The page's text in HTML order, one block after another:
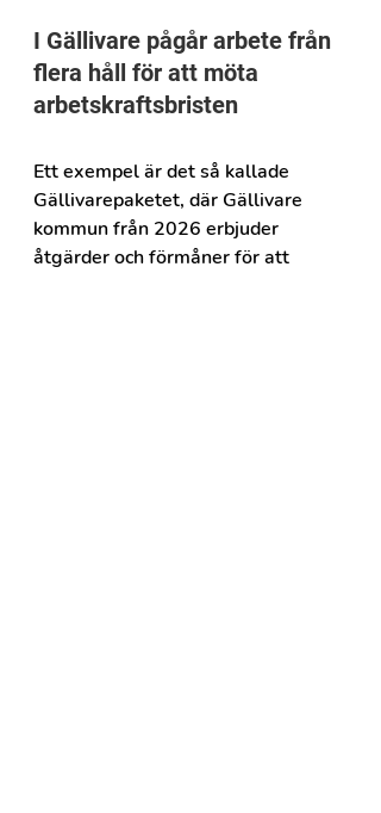
I Gällivare pågår arbete från
flera håll för att möta
arbetskraftsbristen
Ett exempel är det så kallade
Gällivarepaketet, där Gällivare
kommun från 2026 erbjuder
åtgärder och förmåner för att